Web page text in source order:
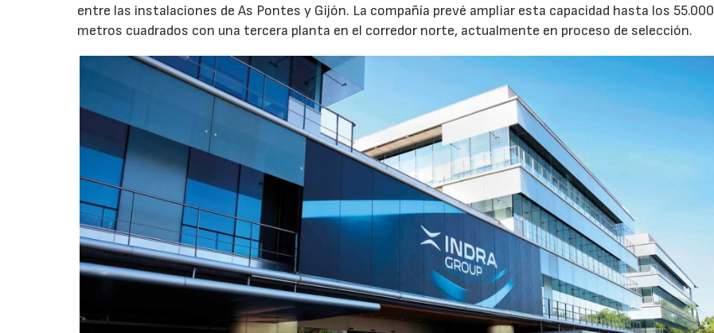
entre las instalaciones de As Pontes y Gijón. La compañía prevé ampliar esta capacidad hasta los 55.000
metros cuadrados con una tercera planta en el corredor norte, actualmente en proceso de selección.